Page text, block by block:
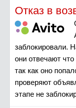
Отказ в
заблокировали.
они отвечают что
так как оно
проверяют
этапе не